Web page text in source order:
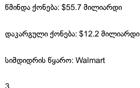
წმინდა ქონება: $55.7 მილიარდი
დაკარგული ქონება: $12.2 მილიარდი
სიმდიდრის წყარო: Walmart